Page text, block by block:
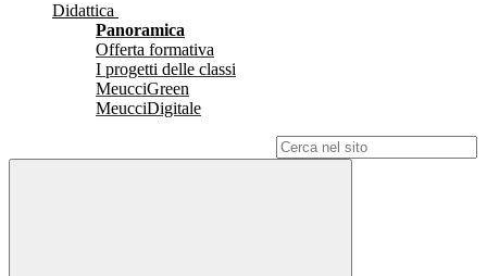
Didattica
Panoramica
Offerta formativa
I progetti delle classi
MeucciGreen
MeucciDigitale